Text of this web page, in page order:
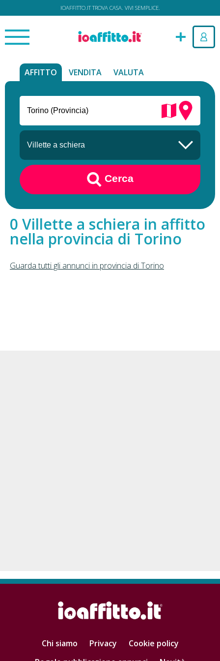
IOAFFITTO.IT TROVA CASA. VIVI SEMPLICE.
AFFITTO VENDITA VALUTA
Cerca
Villette a schiera in affitto
nella provincia di Torino
Guarda tutti gli annunci in provincia di Torino
Chi siamo Privacy
Cookie policy